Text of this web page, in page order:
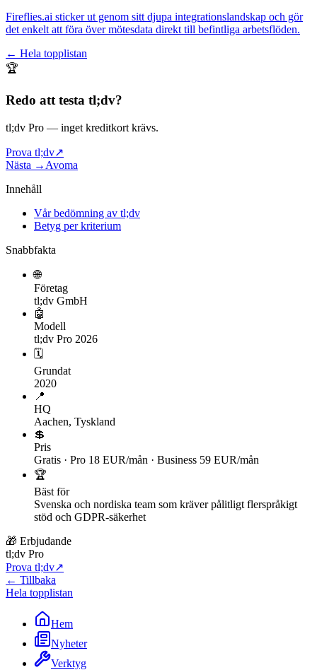
Fireflies.ai sticker ut genom sitt djupa integrationslandskap och gör
det enkelt att föra över mötesdata direkt till befintliga arbetsflöden.
← Hela topplistan
🏆
Redo att testa tl;dv?
tl;dv Pro — inget kreditkort krävs.
Prova tl;dv↗
Nästa → Avoma
Innehåll
Vår bedömning av tl;dv
Betyg per kriterium
Snabbfakta
🌐
Företag
tl;dv GmbH
🤖
Modell
tl;dv Pro 2026
🗓
Grundat
2020
📍
HQ
Aachen, Tyskland
💲
Pris
Gratis · Pro 18 EUR/mån · Business 59 EUR/mån
🏆
Bäst för
Svenska och nordiska team som kräver pålitligt flerspråkigt
stöd och GDPR-säkerhet
🎁 Erbjudande
tl;dv Pro
Prova tl;dv↗
← Tillbaka
Hela topplistan
Hem
Nyheter
Verktyg